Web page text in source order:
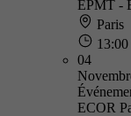
EPMT -
Paris
04
ECOR